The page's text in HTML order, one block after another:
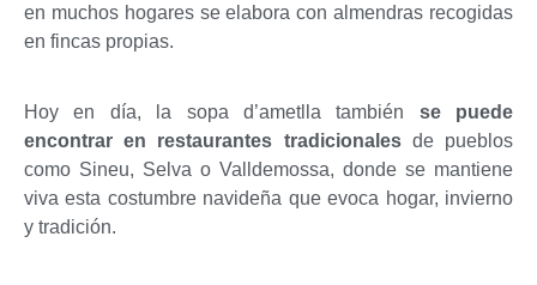
en muchos hogares se elabora con almendras recogidas
en fincas propias.
Hoy en día, la sopa d’ametlla también se puede
encontrar en restaurantes tradicionalesde pueblos
como Sineu, Selva o Valldemossa, donde se mantiene
viva esta costumbre navideña que evoca hogar, invierno
y tradición.